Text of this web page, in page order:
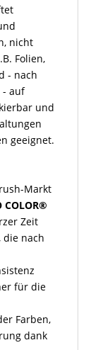
nicht
Folien,
- nach
- auf
und
geeignet.
Markt
COLOR®
Zeit
die nach
für die
Farben,
dank